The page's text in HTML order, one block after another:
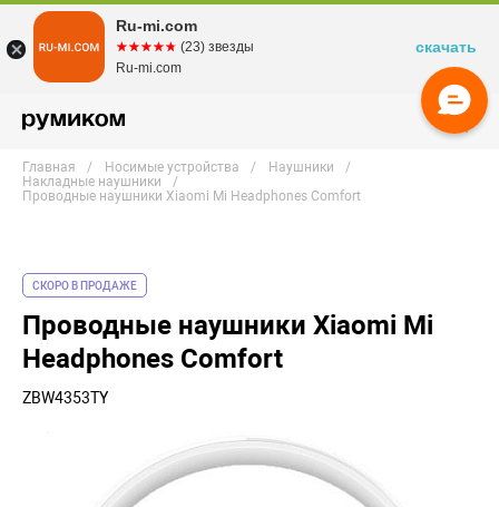
Главная Носимые устройства
Наушники
Накладные наушники
Проводные наушники Xiaomi Mi Headphones Comfort
СКОРО В ПРОДАЖЕ
Проводные наушники Xiaomi Mi
Headphones Comfort
ZBW4353TY
Ru-mi.com
☆☆☆☆☆
★★★★★ (23) звезды
Ru-mi.com
скачать